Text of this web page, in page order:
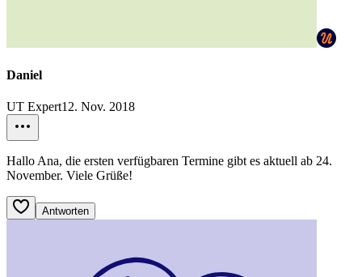
Daniel
UT Expert12. Nov. 2018
Hallo Ana, die ersten verfügbaren Termine gibt es aktuell ab 24.
November. Viele Grüße!
Antworten